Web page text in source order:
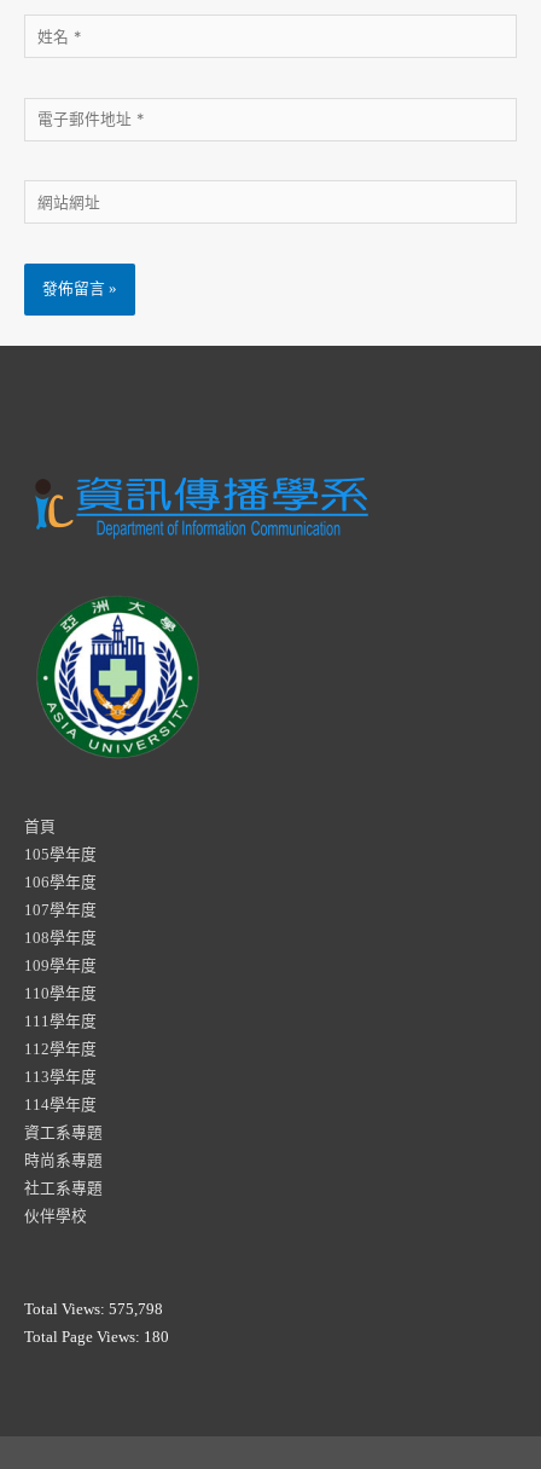
首頁
105學年度
106學年度
107學年度
108學年度
109學年度
110學年度
111學年度
112學年度
113學年度
114學年度
資工系專題
時尚系專題
社工系專題
伙伴學校
Total Views: 575,798
Total Page Views: 180